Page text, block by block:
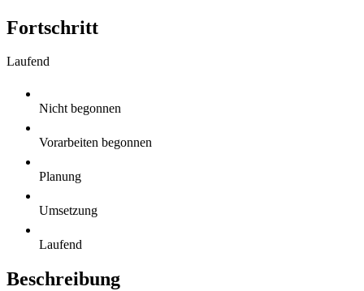
Fortschritt
Laufend
Nicht begonnen
Vorarbeiten begonnen
Planung
Umsetzung
Laufend
Beschreibung